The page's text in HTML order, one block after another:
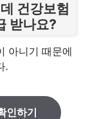
건강보험
받나요?
아니기 때문에
.
인하기